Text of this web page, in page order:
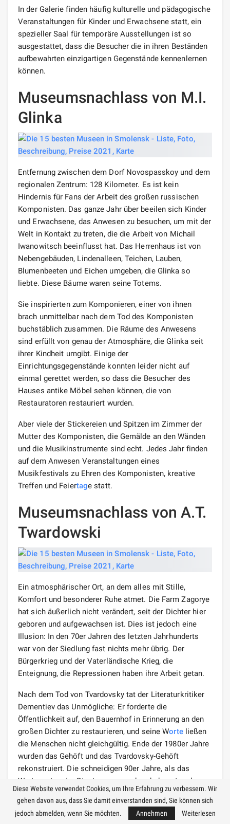
In der Galerie finden häufig kulturelle und pädagogische
Veranstaltungen für Kinder und Erwachsene statt, ein
spezieller Saal für temporäre Ausstellungen ist so
ausgestattet, dass die Besucher die in ihren Beständen
aufbewahrten einzigartigen Gegenstände kennenlernen
können.
Museumsnachlass von M.I.
Glinka
Entfernung zwischen dem Dorf Novospasskoy und dem
regionalen Zentrum: 128 Kilometer. Es ist kein
Hindernis für Fans der Arbeit des großen russischen
Komponisten. Das ganze Jahr über beeilen sich Kinder
und Erwachsene, das Anwesen zu besuchen, um mit der
Welt in Kontakt zu treten, die die Arbeit von Michail
Iwanowitsch beeinflusst hat. Das Herrenhaus ist von
Nebengebäuden, Lindenalleen, Teichen, Lauben,
Blumenbeeten und Eichen umgeben, die Glinka so
liebte. Diese Bäume waren seine Totems.
Sie inspirierten zum Komponieren, einer von ihnen
brach unmittelbar nach dem Tod des Komponisten
buchstäblich zusammen. Die Räume des Anwesens
sind erfüllt von genau der Atmosphäre, die Glinka seit
ihrer Kindheit umgibt. Einige der
Einrichtungsgegenstände konnten leider nicht auf
einmal gerettet werden, so dass die Besucher des
Hauses antike Möbel sehen können, die von
Restauratoren restauriert wurden.
Aber viele der Stickereien und Spitzen im Zimmer der
Mutter des Komponisten, die Gemälde an den Wänden
und die Musikinstrumente sind echt. Jedes Jahr finden
auf dem Anwesen Veranstaltungen eines
Musikfestivals zu Ehren des Komponisten, kreative
Treffen und Feiertage statt.
Museumsnachlass von A.T.
Twardowski
Ein atmosphärischer Ort, an dem alles mit Stille,
Komfort und besonderer Ruhe atmet. Die Farm Zagorye
hat sich äußerlich nicht verändert, seit der Dichter hier
geboren und aufgewachsen ist. Dies ist jedoch eine
Illusion: In den 70er Jahren des letzten Jahrhunderts
war von der Siedlung fast nichts mehr übrig. Der
Bürgerkrieg und der Vaterländische Krieg, die
Enteignung, die Repressionen haben ihre Arbeit getan.
Nach dem Tod von Tvardovsky tat der Literaturkritiker
Dementiev das Unmögliche: Er forderte die
Öffentlichkeit auf, den Bauernhof in Erinnerung an den
großen Dichter zu restaurieren, und seine Worteließen
die Menschen nicht gleichgültig. Ende der 1980er Jahre
wurden das Gehöft und das Tvardovsky-Gehöft
rekonstruiert. Die schneidigen 90er Jahre, als das
Wertesystem im Staat zusammenbrach, konnten dem
neuen Museumskomplex nichts anhaben.
Nach und nach gelang es den Historikern, das Haus und
Diese Website verwendet Cookies, um Ihre Erfahrung zu verbessern. Wir
gehen davon aus, dass Sie damit einverstanden sind, Sie können sich
jedoch abmelden, wenn Sie möchten.
Annehmen Weiterlesen